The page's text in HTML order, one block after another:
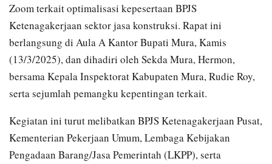
Zoom terkait optimalisasi kepesertaan BPJS
Ketenagakerjaan sektor jasa konstruksi. Rapat ini
berlangsung di Aula A Kantor Bupati Mura, Kamis
(13/3/2025), dan dihadiri oleh Sekda Mura, Hermon,
bersama Kepala Inspektorat Kabupaten Mura, Rudie Roy,
serta sejumlah pemangku kepentingan terkait.
Kegiatan ini turut melibatkan BPJS Ketenagakerjaan Pusat,
Kementerian Pekerjaan Umum, Lembaga Kebijakan
Pengadaan Barang/Jasa Pemerintah (LKPP), serta